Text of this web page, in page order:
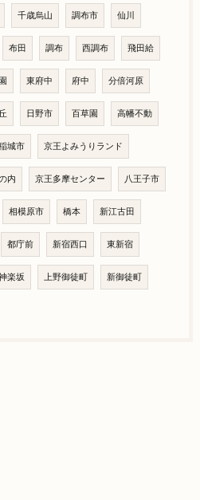
千歳烏山 調布市 仙川
布田 調布 西調布 飛田給
東府中 府中 分倍河原
日野市 百草園 高幡不動
城市 京王よみうりランド
内 京王多摩センター 八王子市
相模原市 橋本 新江古田
都庁前 新宿西口 東新宿
楽坂 上野御徒町 新御徒町